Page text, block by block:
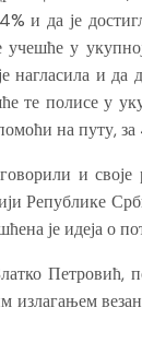
и да је
учешће у
нагласила и да
те полисе у
на путу,
и своје
Републике
је идеја о
Петровић,
излагањем